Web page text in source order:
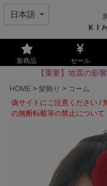
新商品 セール
【重要】地震の影
HOME
髪飾り
コーム
偽サイトにご注意ください /
の無断転載等の禁止について